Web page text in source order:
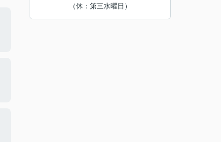
（休：第三水曜日）